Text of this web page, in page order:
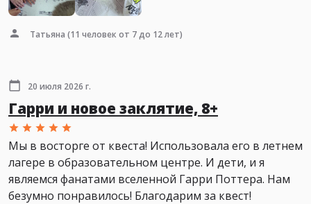
Татьяна (11 человек от 7 до 12 лет)
20 июля 2026 г.
Гарри и новое заклятие, 8+
Мы в восторге от квеста! Использовала его в летнем
лагере в образовательном центре. И дети, и я
являемся фанатами вселенной Гарри Поттера. Нам
безумно понравилось! Благодарим за квест!